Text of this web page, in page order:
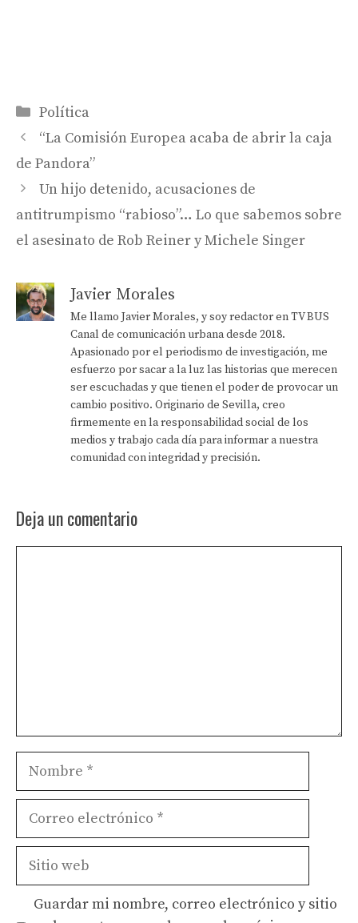
Categorías
Política
“La Comisión Europea acaba de abrir la caja
de Pandora”
Un hijo detenido, acusaciones de
antitrumpismo “rabioso”… Lo que sabemos sobre
el asesinato de Rob Reiner y Michele Singer
Javier Morales
Me llamo Javier Morales, y soy redactor en TV BUS
Canal de comunicación urbana desde 2018.
Apasionado por el periodismo de investigación, me
esfuerzo por sacar a la luz las historias que merecen
ser escuchadas y que tienen el poder de provocar un
cambio positivo. Originario de Sevilla, creo
firmemente en la responsabilidad social de los
medios y trabajo cada día para informar a nuestra
comunidad con integridad y precisión.
Deja un comentario
Nombre
Correo
Sitio
Guardar mi nombre, correo electrónico y sitio